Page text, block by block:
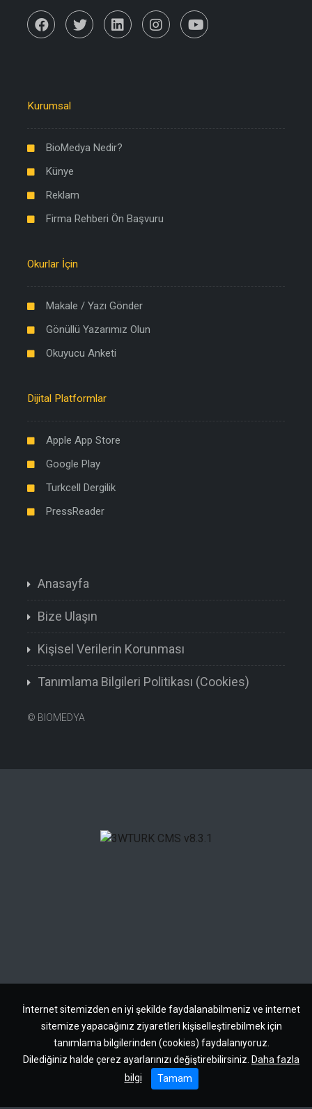
İnternet sitemizden en iyi şekilde faydalanabilmeniz ve internet
sitemize yapacağınız ziyaretleri kişiselleştirebilmek için
tanımlama bilgilerinden (cookies) faydalanıyoruz.
Dilediğiniz halde çerez ayarlarınızı değiştirebilirsiniz. Daha fazla
bilgi
Tamam
Kurumsal
BioMedya Nedir?
Künye
Reklam
Firma Rehberi Ön Başvuru
Okurlar İçin
Makale / Yazı Gönder
Gönüllü Yazarımız Olun
Okuyucu Anketi
Dijital Platformlar
Apple App Store
Google Play
Turkcell Dergilik
PressReader
Anasayfa
Bize Ulaşın
Kişisel Verilerin Korunması
Tanımlama Bilgileri Politikası (Cookies)
© BIOMEDYA